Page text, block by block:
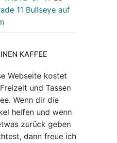
11 Bullseye auf
KAFFEE
Webseite kostet
und Tassen
Wenn dir die
helfen und wenn
zurück geben
dann freue ich